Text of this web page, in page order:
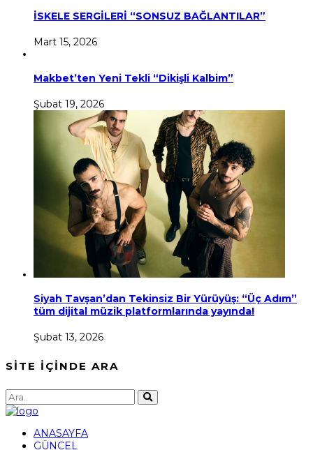
İSKELE SERGİLERİ “SONSUZ BAĞLANTILAR”
Mart 15, 2026
Makbet’ten Yeni Tekli “Dikişli Kalbim”
Şubat 19, 2026
Siyah Tavşan’dan Tekinsiz Bir Yürüyüş: “Üç Adım”
tüm dijital müzik platformlarında yayında!
Şubat 13, 2026
SİTE İÇİNDE ARA
ANASAYFA
GÜNCEL